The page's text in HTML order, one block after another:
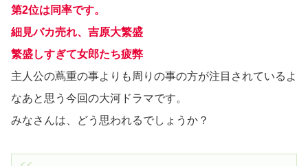
第2位は同率です。
細見バカ売れ、吉原大繁盛
繁盛しすぎて女郎たち疲弊
主人公の蔦重の事よりも周りの事の方が注目されているよ
なあと思う今回の大河ドラマです。
みなさんは、どう思われるでしょうか？